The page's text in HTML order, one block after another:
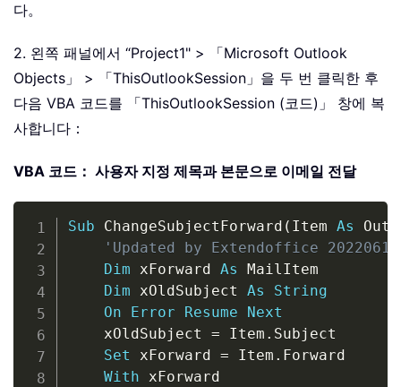
다。
2. 왼쪽 패널에서 “Project1" > 「Microsoft Outlook
Objects」 > 「ThisOutlookSession」을 두 번 클릭한 후
다음 VBA 코드를 「ThisOutlookSession (코드)」 창에 복
사합니다：
VBA 코드： 사용자 지정 제목과 본문으로 이메일 전달
Sub ChangeSubjectForward ( Item As
'Updated by Extendoffice 20220615
Dim xForward As MailItem
Dim xOldSubject As
String
On
Error Resume
Next
    xOldSubject
= Item . Subject
Set xForward = Item . Forward
With xForward
Copy